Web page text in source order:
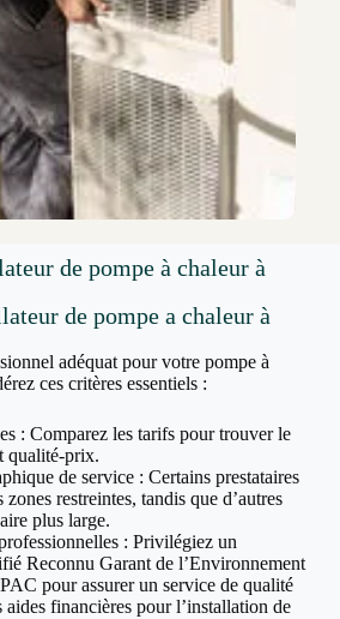
de pompe à chaleur à
de pompe a chaleur à
adéquat pour votre pompe à
ces critères essentiels :
: Comparez les tarifs pour trouver le
qualité-prix.
de service : Certains prestataires
zones restreintes, tandis que d’autres
plus large.
: Privilégiez un
Reconnu Garant de l’Environnement
pour assurer un service de qualité
aides financières pour l’installation de